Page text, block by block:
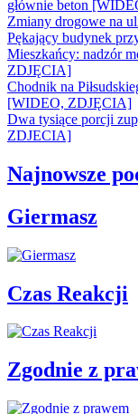
głównie beton
Zmiany drogowe na
Pękający budynek
Mieszkańcy: nadzór
ZDJĘCIA]
Chodnik na
[WIDEO, ZDJĘCIA]
Dwa tysiące porcji
ZDJECIA]
Najnowsze
Giermasz
Czas Reakcji
Zgodnie z